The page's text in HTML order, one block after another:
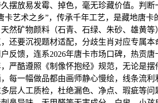
放易发霉、掉色，毫无珍藏价值。判断
艺术之乡”，传承千年工艺，是藏地唐
然矿物颜料（石青、石绿、朱砂、雄黄等
还要沉视题材适配，分歧生肖对应专属
反馈，连系2026年唐卡市场口碑，热贡
严酷遵照《制像怀抱经》规范，无论是
每一幅做品都由画师静心慢绘，线条流
层人工质检，杜绝漏色、净点、瑕疵等